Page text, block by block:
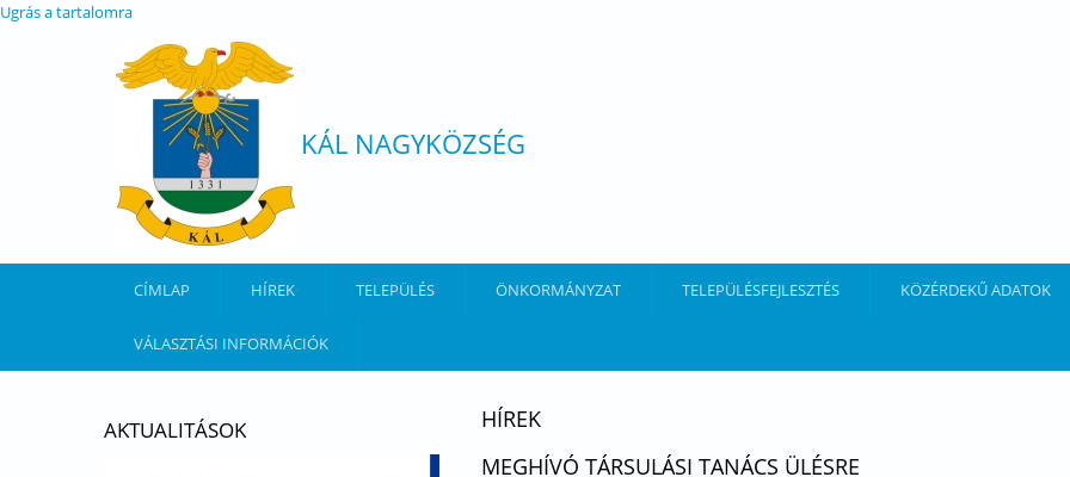
Ugrás a tartalomra
KÁL NAGYKÖZSÉG
CÍMLAP HÍREK TELEPÜLÉS ÖNKORMÁNYZAT TELEPÜLÉSFEJLESZTÉS KÖZÉRDEKŰ ADATOK
VÁLASZTÁSI INFORMÁCIÓK
HÍREK
MEGHÍVÓ TÁRSULÁSI TANÁCS ÜLÉSRE
AKTUALITÁSOK